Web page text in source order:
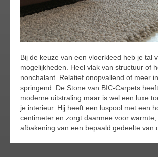
Bij de keuze van een vloerkleed heb je tal
mogelijkheden. Heel vlak van structuur of
nonchalant. Relatief onopvallend of meer
springend. De Stone van BIC-Carpets
moderne uitstraling maar is wel een luxe
je interieur. Hij heeft een luspool met een
centimeter en zorgt daarmee voor
afbakening van een bepaald gedeelte van